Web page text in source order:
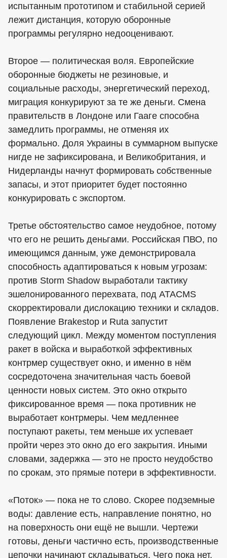
испытанным прототипом и стабильной серией
лежит дистанция, которую оборонные
программы регулярно недооценивают.
Второе — политическая воля. Европейские
оборонные бюджеты не резиновые, и
социальные расходы, энергетический переход,
миграция конкурируют за те же деньги. Смена
правительств в Лондоне или Гааге способна
замедлить программы, не отменяя их
формально. Доля Украины в суммарном выпуске
нигде не зафиксирована, и Великобритания, и
Нидерланды начнут формировать собственные
запасы, и этот приоритет будет постоянно
конкурировать с экспортом.
Третье обстоятельство самое неудобное, потому
что его не решить деньгами. Российская ПВО, по
имеющимся данным, уже демонстрировала
способность адаптироваться к новым угрозам:
против Storm Shadow выработали тактику
эшелонированного перехвата, под ATACMS
скорректировали дислокацию техники и складов.
Появление Brakestop и Ruta запустит
следующий цикл. Между моментом поступления
ракет в войска и выработкой эффективных
контрмер существует окно, и именно в нём
сосредоточена значительная часть боевой
ценности новых систем. Это окно открыто
фиксированное время — пока противник не
выработает контрмеры. Чем медленнее
поступают ракеты, тем меньше их успевает
пройти через это окно до его закрытия. Иными
словами, задержка — это не просто неудобство
по срокам, это прямые потери в эффективности.
«Поток» — пока не то слово. Скорее подземные
воды: давление есть, направление понятно, но
на поверхность они ещё не вышли. Чертежи
готовы, деньги частично есть, производственные
цепочки начинают складываться. Чего пока нет,